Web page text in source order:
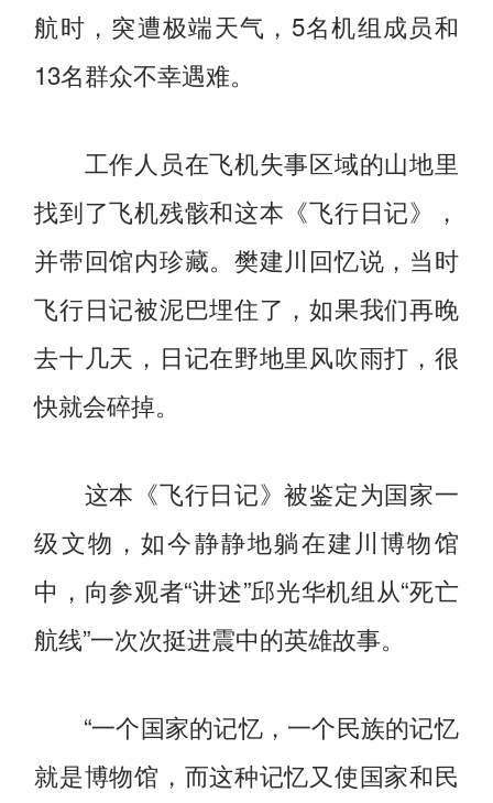
航时，突遭极端天气，5名机组成员和
13名群众不幸遇难。
工作人员在飞机失事区域的山地里
找到了飞机残骸和这本《飞行日记》，
并带回馆内珍藏。樊建川回忆说，当时
飞行日记被泥巴埋住了，如果我们再晚
去十几天，日记在野地里风吹雨打，很
快就会碎掉。
这本《飞行日记》被鉴定为国家一
级文物，如今静静地躺在建川博物馆
中，向参观者“讲述”邱光华机组从“死亡
航线”一次次挺进震中的英雄故事。
“一个国家的记忆，一个民族的记忆
就是博物馆，而这种记忆又使国家和民